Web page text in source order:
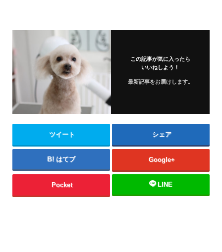
この記事が気に入ったら
いいねしよう！
最新記事をお届けします。
ツイート シェア
はてブ Google+
Pocket LINE